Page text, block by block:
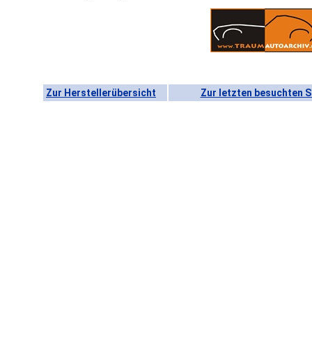
Zur Herstellerübersicht Zur letzten besuchten